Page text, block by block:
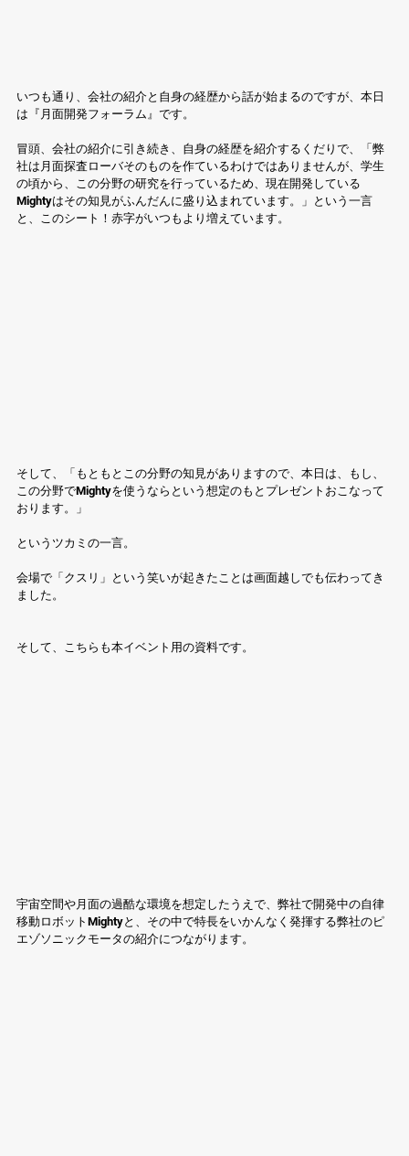
いつも通り、会社の紹介と自身の経歴から話が始まるのですが、本日
は『月面開発フォーラム』です。
冒頭、会社の紹介に引き続き、自身の経歴を紹介するくだりで、「弊
社は月面探査ローバそのものを作ているわけではありませんが、学生
の頃から、この分野の研究を行っているため、現在開発している
Mightyはその知見がふんだんに盛り込まれています。」という一言
と、このシート！赤字がいつもより増えています。
そして、「もともとこの分野の知見がありますので、本日は、もし、
この分野でMightyを使うならという想定のもとプレゼントおこなって
おります。」
というツカミの一言。
会場で「クスリ」という笑いが起きたことは画面越しでも伝わってき
ました。
そして、こちらも本イベント用の資料です。
宇宙空間や月面の過酷な環境を想定したうえで、弊社で開発中の自律
移動ロボットMightyと、その中で特長をいかんなく発揮する弊社のピ
エゾソニックモータの紹介につながります。